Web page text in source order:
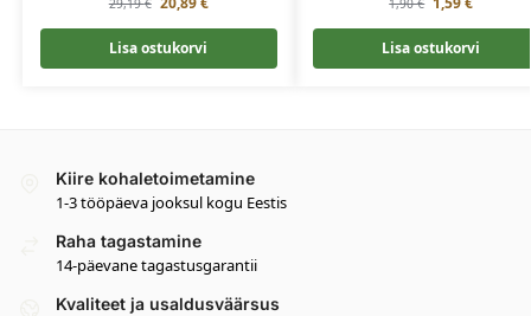
Lisa ostukorvi Lisa ostukorvi
Kiire kohaletoimetamine
1-3 tööpäeva jooksul kogu Eestis
Raha tagastamine
14-päevane tagastusgarantii
Kvaliteet ja usaldusväärsus